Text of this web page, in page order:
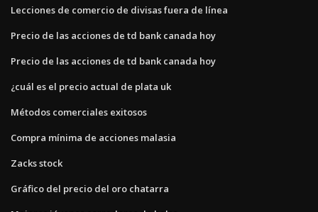
Lecciones de comercio de divisas fuera de línea
Precio de las acciones de td bank canada hoy
Precio de las acciones de td bank canada hoy
¿cuál es el precio actual de plata uk
Métodos comerciales exitosos
Compra mínima de acciones malasia
Zacks stock
Gráfico del precio del oro chatarra